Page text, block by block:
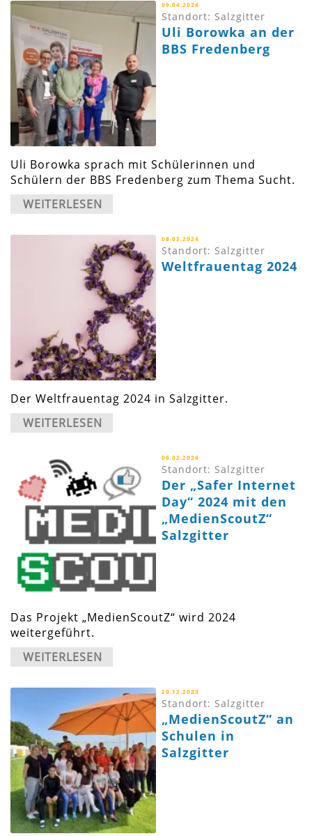
09.04.2024
Standort: Salzgitter
Uli Borowka an der
BBS Fredenberg
Uli Borowka sprach mit Schülerinnen und
Schülern der BBS Fredenberg zum Thema Sucht.
WEITERLESEN
08.03.2024
Standort: Salzgitter
Weltfrauentag 2024
Der Weltfrauentag 2024 in Salzgitter.
WEITERLESEN
06.02.2024
Standort: Salzgitter
Der „Safer Internet
Day“ 2024 mit den
„MedienScoutZ“
Salzgitter
Das Projekt „MedienScoutZ“ wird 2024
weitergeführt.
WEITERLESEN
20.12.2023
Standort: Salzgitter
„MedienScoutZ“ an
Schulen in
Salzgitter